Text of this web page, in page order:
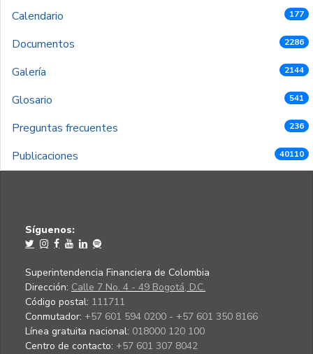
Calendario
177
Documentos 2286
Galería 2144
Glosario 541
Preguntas frecuentes 236
Publicaciones 40110
Síguenos:
Superintendencia Financiera de Colombia
Dirección: Calle 7 No. 4 - 49 Bogotá, D.C.
Código postal: 111711
Conmutador: +57 601 594 0200 - +57 601 350 8166
Línea gratuita nacional: 018000 120 100
Centro de contacto: +57 601 307 8042